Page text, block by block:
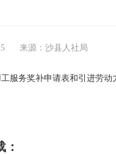
来源：沙县人社局
服务奖补申请表和引进劳动
：